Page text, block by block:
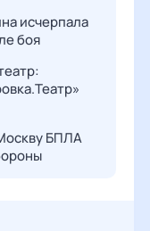
исчерпала
боя
БПЛА